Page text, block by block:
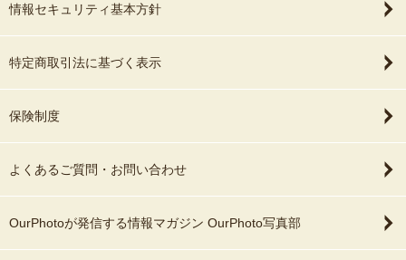
情報セキュリティ基本方針
特定商取引法に基づく表示
保険制度
よくあるご質問・お問い合わせ
OurPhotoが発信する情報マガジン OurPhoto写真部